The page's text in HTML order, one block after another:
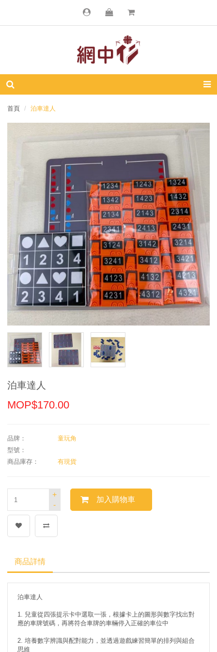
首頁 泊車達人
泊車達人
MOP$170.00
品牌：
童玩角
型號：
商品庫存：
有現貨
-
+
加入購物車
商品詳情
泊車達人
1. 兒童從四張提示卡中選取一張，根據卡上的圖形與數字找出對
應的車牌號碼，再將符合車牌的車輛停入正確的車位中
2. 培養數字辨識與配對能力，並透過遊戲練習簡單的排列與組合
思維